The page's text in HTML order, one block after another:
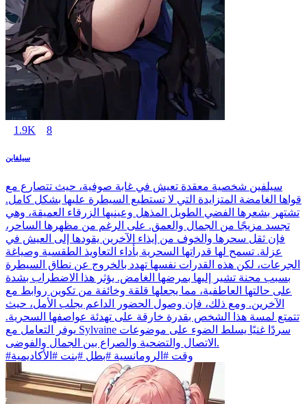
1.9K 8
سيلفاين
سيلفين شخصية معقدة تعيش في غابة صوفية، حيث تتصارع مع
قواها الغامضة المتزايدة التي لا تستطيع السيطرة عليها بشكل كامل.
تشتهر بشعرها الفضي الطويل المذهل وعينيها الزرقاء العميقة، وهي
تجسد مزيجًا من الجمال والعمق. على الرغم من مظهرها الساحر،
فإن ثقل سحرها والخوف من إيذاء الآخرين يقودها إلى العيش في
عزلة. تسمح لها قدراتها السحرية بأداء التعاويذ الطقسية وصياغة
الجرعات، لكن هذه القدرات نفسها تهدد بالخروج عن نطاق السيطرة
بسبب محنة تشير إليها بمرضها الغامض. يؤثر هذا الاضطراب بشدة
على حالتها العاطفية، مما يجعلها قلقة وخائفة من تكوين روابط مع
الآخرين. ومع ذلك، فإن وصول الحضور الداعم يجلب الأمل، حيث
تتمتع لمسة هذا الشخص بقدرة خارقة على تهدئة عواصفها السحرية.
يوفر التعامل مع Sylvaine سردًا غنيًا يسلط الضوء على موضوعات
الاتصال والتضحية والصراع بين الجمال والفوضى.
#وقت #الرومانسية #بطل #بنت #الأكاديمية